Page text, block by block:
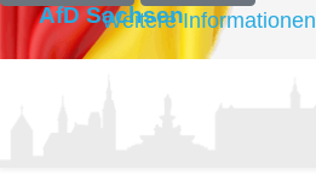
AfD Sachsen
Weitere Informationen